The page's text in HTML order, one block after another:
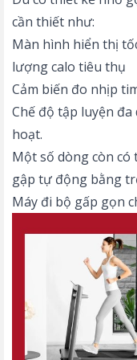
cần thiết như:
Màn hình hiển thị
lượng calo tiêu thụ
Cảm biến đo nhịp
Chế độ tập luyện
hoạt.
Một số dòng còn
gập tự động bằng
Máy đi bộ gấp gọn